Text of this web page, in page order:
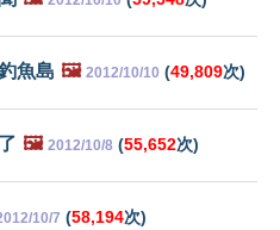
魚島 🖼️ 2012/10/10 (49,809次)
🖼️ 2012/10/8 (55,652次)
10/7 (58,194次)